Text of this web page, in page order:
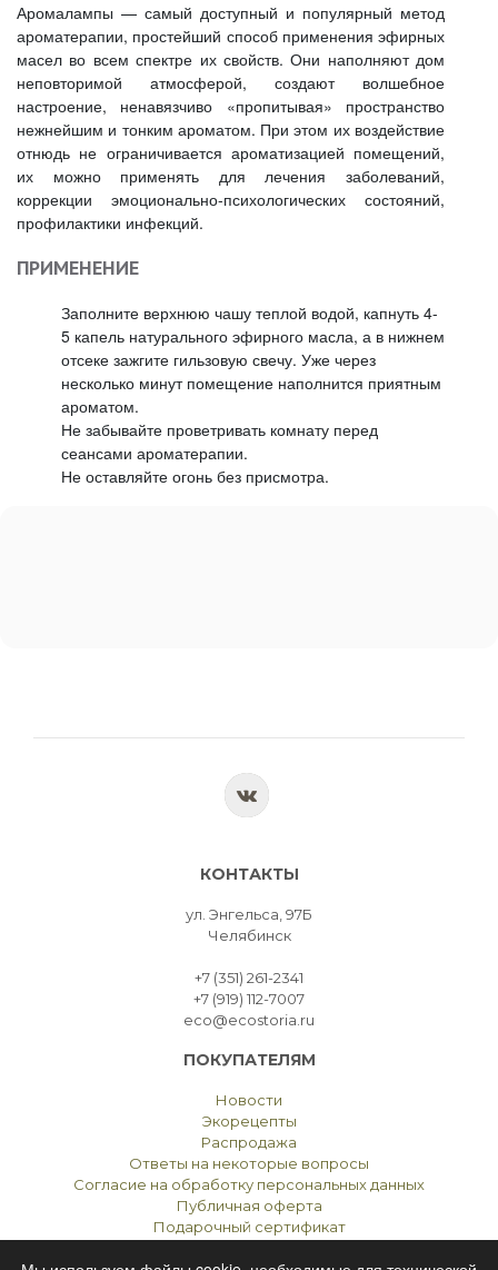
Аромалампы — самый доступный и популярный метод
ароматерапии, простейший способ применения эфирных
масел во всем спектре их свойств. Они наполняют дом
неповторимой атмосферой, создают волшебное
настроение, ненавязчиво «пропитывая» пространство
нежнейшим и тонким ароматом. При этом их воздействие
отнюдь не ограничивается ароматизацией помещений,
их можно применять для лечения заболеваний,
коррекции эмоционально-психологических состояний,
профилактики инфекций.
ПРИМЕНЕНИЕ
Заполните верхнюю чашу теплой водой, капнуть 4-
5 капель натурального эфирного масла, а в нижнем
отсеке зажгите гильзовую свечу. Уже через
несколько минут помещение наполнится приятным
ароматом.
Не забывайте проветривать комнату перед
сеансами ароматерапии.
Не оставляйте огонь без присмотра.
КОНТАКТЫ
ул. Энгельса, 97Б
Челябинск
+7 (351) 261-2341
+7 (919) 112-7007
eco@ecostoria.ru
ПОКУПАТЕЛЯМ
Новости
Экорецепты
Распродажа
Ответы на некоторые вопросы
Согласие на обработку персональных данных
Публичная оферта
Подарочный сертификат